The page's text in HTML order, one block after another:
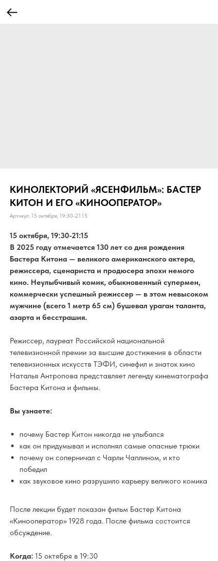
КИНОЛЕКТОРИЙ «ЯСЕНФИЛЬМ»: БАСТЕР
КИТОН И ЕГО «КИНООПЕРАТОР»
Артикул: 15 октября, 19:30-21:15
15 октября, 19:30-21:15
В 2025 году отмечается 130 лет со дня рождения
Бастера Китона — великого американского актера,
режиссера, сценариста и продюсера эпохи немого
кино. Неулыбчивый комик, обыкновенный супермен,
коммерчески успешный режиссер — в этом невысоком
мужчине (всего 1 метр 65 см) бушевал ураган таланта,
азарта и бесстрашия.
Режиссер, лауреат Российской национальной
телевизионной премии за высшие достижения в области
телевизионных искусств ТЭФИ, синефил и знаток кино
Наталья Антропова представляет легенду кинематографа
Бастера Китона и фильмы.
Вы узнаете:
почему Бастер Китон никогда не улыбался
как он придумывал и исполнял самые опасные трюки
почему он соперничал с Чарли Чаплином, и кто
победил
как звуковое кино разрушило карьеру великого комика
После лекции будет показан фильм Бастер Китона
«Кинооператор» 1928 года. После фильма состоится
обсуждение.
Когда: 15 октября в 19:30